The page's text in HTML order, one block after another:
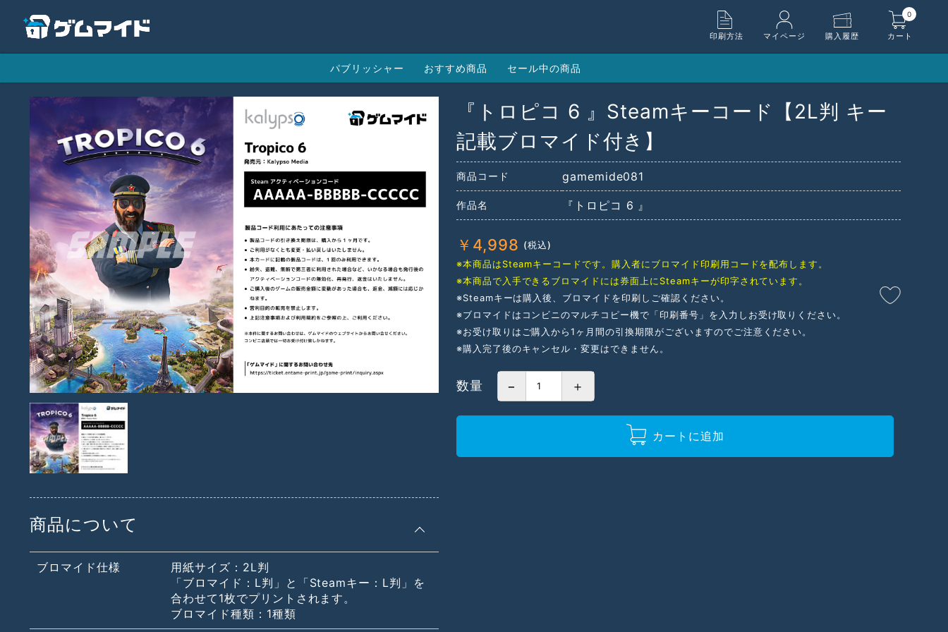
印刷方法 マイページ 購入履歴 カート
0
パブリッシャー おすすめ商品 セール中の商品
商品について
ブロマイド仕様
用紙サイズ：2L判
「ブロマイド：L判」と「Steamキー：L判」を
合わせて1枚でプリントされます。
ブロマイド種類：1種類
『トロピコ 6 』Steamキーコード【2L判 キー
記載ブロマイド付き】
商品コード gamemide081
作品名 『トロピコ 6 』
￥ 4,998
※本商品はSteamキーコードです。購入者にブロマイド印刷用コードを配布します。
※本商品で入手できるブロマイドには券面上にSteamキーが印字されています。
※Steamキーは購入後、ブロマイドを印刷しご確認ください。
※ブロマイドはコンビニのマルチコピー機で「印刷番号」を入力しお受け取りください。
※お受け取りはご購入から1ヶ月間の引換期限がございますのでご注意ください。
※購入完了後のキャンセル・変更はできません。
数量 − ＋
カートに追加